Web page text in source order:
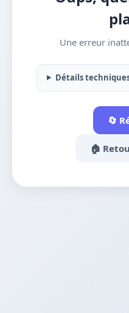
Une erreur
Détails
🔄
🏠